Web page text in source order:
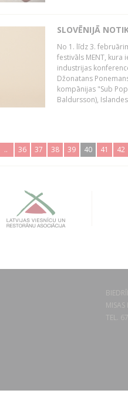
SLOVĒNIJĀ
No 1. līdz 3.
festivāls MENT, kura
industrijas
Džonatans
kompānijas "Sub
Baldursson),
.. 36 37 38 39 40 41 42
TEL.